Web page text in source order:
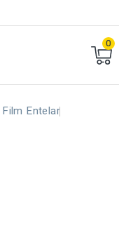
0
Film Entelar